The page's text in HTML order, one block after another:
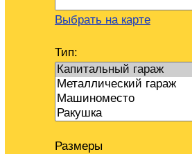
Выбрать на карте
Тип:
Размеры